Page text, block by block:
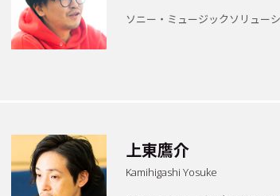
ソニー・ミュージックソリュー
上東鷹介
Kamihigashi Yosuke